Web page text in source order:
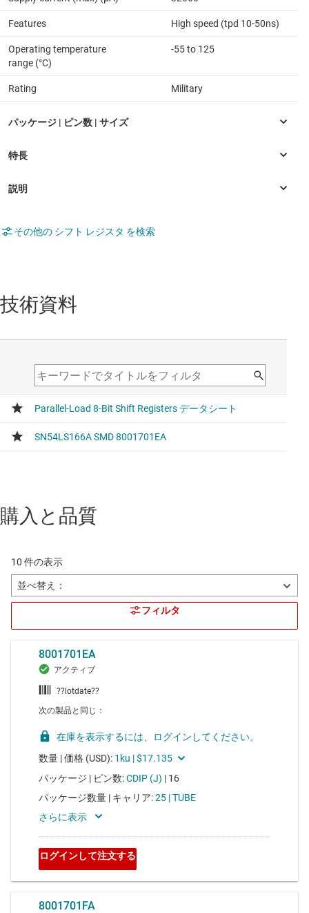
Features High speed (tpd 10-50ns)
Operating temperature
range (°C)
-55 to 125
Rating Military
その他の シフト レジスタ を検索
技術資料
購入と品質